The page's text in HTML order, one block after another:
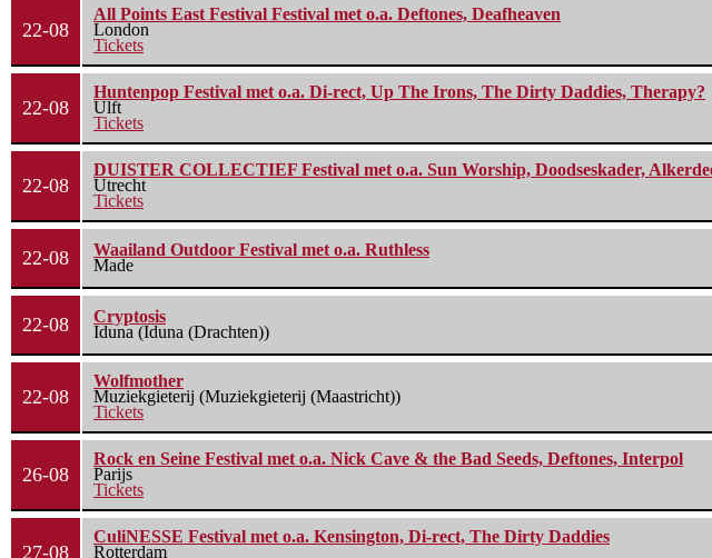
22-08
All Points East Festival Festival met o.a. Deftones, Deafheaven
London
Tickets
22-08
Huntenpop Festival met o.a. Di-rect, Up The Irons, The Dirty Daddies, Therapy?
Ulft
Tickets
22-08
DUISTER COLLECTIEF Festival met o.a. Sun Worship, Doodseskader,
Utrecht
Tickets
22-08
Waailand Outdoor Festival met o.a. Ruthless
Made
22-08
Cryptosis
Iduna (Iduna (Drachten))
22-08
Wolfmother
Muziekgieterij (Muziekgieterij (Maastricht))
Tickets
26-08
Rock en Seine Festival met o.a. Nick Cave & the Bad Seeds, Deftones, Interpol
Parijs
Tickets
27-08
CuliNESSE Festival met o.a. Kensington, Di-rect, The Dirty Daddies
Rotterdam